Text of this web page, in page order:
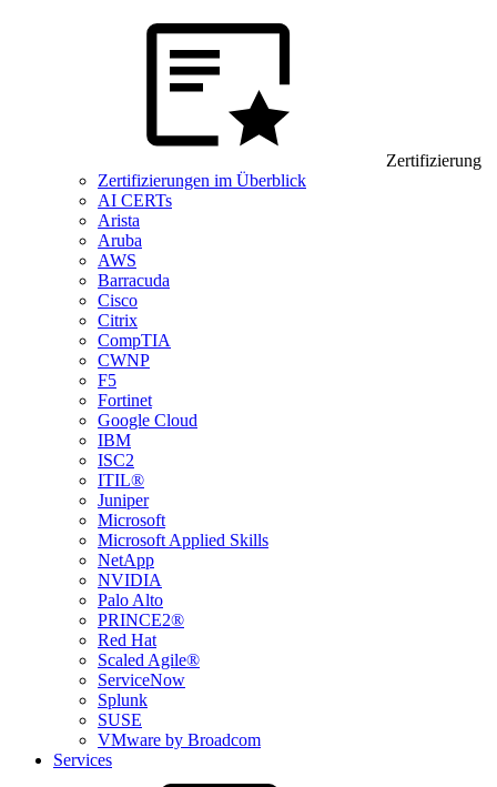
Zertifizierung
Zertifizierungen im Überblick
AI CERTs
Arista
Aruba
AWS
Barracuda
Cisco
Citrix
CompTIA
CWNP
F5
Fortinet
Google Cloud
IBM
ISC2
ITIL®
Juniper
Microsoft
Microsoft Applied Skills
NetApp
NVIDIA
Palo Alto
PRINCE2®
Red Hat
Scaled Agile®
ServiceNow
Splunk
SUSE
VMware by Broadcom
Services